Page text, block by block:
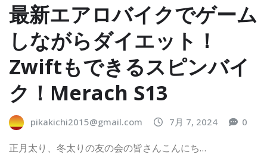
最新エアロバイクでゲーム
しながらダイエット！
Zwiftもできるスピンバイ
ク！Merach S13
pikakichi2015@gmail.com 7月 7, 2024 0
正月太り、冬太りの友の会の皆さんこんにち…